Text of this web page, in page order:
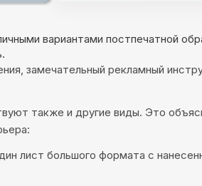
вариантами постпечатной
замечательный рекламный
также и другие виды. Это
лист большого формата с